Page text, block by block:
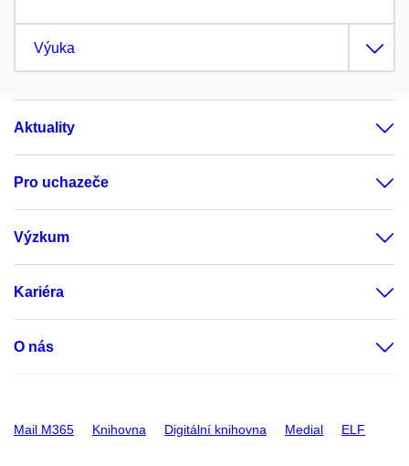
Výuka
Aktuality
Pro uchazeče
Výzkum
Kariéra
O nás
Mail M365 Knihovna Digitální knihovna Medial ELF